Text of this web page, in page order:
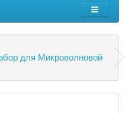
для Микроволновой